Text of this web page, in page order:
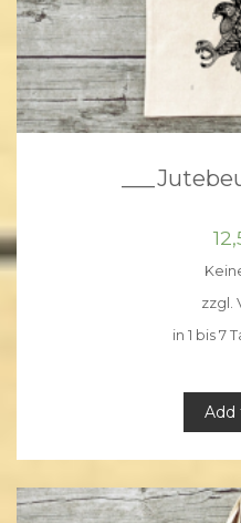
zzgl.
in 1 bis 7
Add